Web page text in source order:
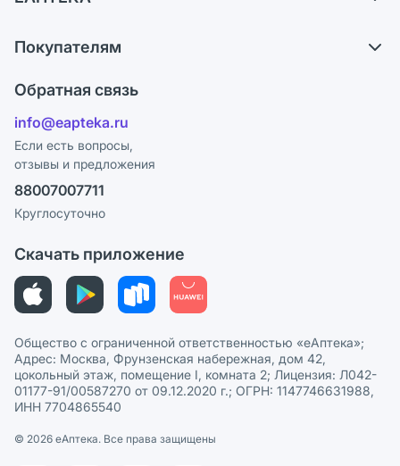
Самовывоз из аптек
Ответы на вопросы
Блог
Карьера
Поставщики
Лицензия
Реклама на сайте
Ваши товары на ЕАПТЕКЕ
Покупателям
Программа СберСпасибо
Политика конфиденциальности
Пользовательское соглашение
Политика рекомендаций
Этика и соответствие
Политика в отношении обработки персональных данных
Обратная связь
info@eapteka.ru
Если есть вопросы,
отзывы и предложения
88007007711
Круглосуточно
Скачать приложение
Общество с ограниченной ответственностью «еАптека»;
Адрес: Москва, Фрунзенская набережная, дом 42,
цокольный этаж, помещение I, комната 2; Лицензия: Л042-
01177-91/00587270 от 09.12.2020 г.; ОГРН: 1147746631988,
ИНН 7704865540
© 2026 eАптека. Все права защищены